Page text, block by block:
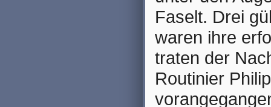
Faselt. Drei
waren ihre
traten der
Routinier